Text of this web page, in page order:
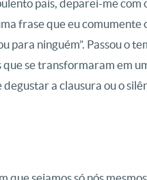
país, deparei-me com
frase que eu
para ninguém”. Passou o
que se transformaram em
a clausura ou o